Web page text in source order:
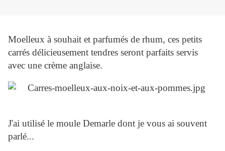
Moelleux à souhait et parfumés de rhum, ces petits
carrés délicieusement tendres seront parfaits servis
avec une crème anglaise.
J'ai utilisé le moule Demarle dont je vous ai souvent
parlé...